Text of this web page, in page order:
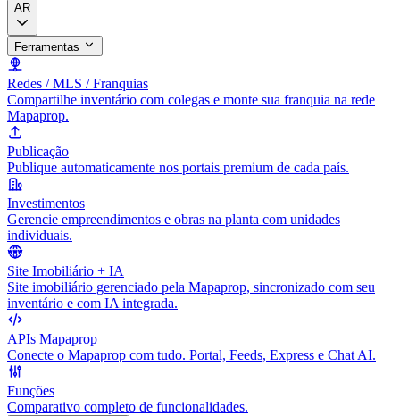
AR
Ferramentas
Redes / MLS / Franquias
Compartilhe inventário com colegas e monte sua franquia na rede
Mapaprop.
Publicação
Publique automaticamente nos portais premium de cada país.
Investimentos
Gerencie empreendimentos e obras na planta com unidades
individuais.
Site Imobiliário + IA
Site imobiliário gerenciado pela Mapaprop, sincronizado com seu
inventário e com IA integrada.
APIs Mapaprop
Conecte o Mapaprop com tudo. Portal, Feeds, Express e Chat AI.
Funções
Comparativo completo de funcionalidades.